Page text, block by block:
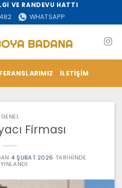
VE RANDEVU HATTI
WHATSAPP
İLETIŞIM
GENEL
Firması
4 ŞUBAT 2026 TARIHINDE